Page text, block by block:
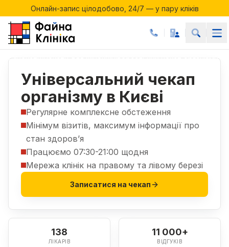
Онлайн-запис цілодобово, 24/7 — у пару кліків
Онлайн-запис цілодобово, 24/7 — у пару кліків
Чекапи|Чекапи для жінок|Універсальний чекап організму
Універсальний чекап
організму в Києві
Регулярне комплексне обстеження
Мінімум візитів, максимум інформації про
стан здоров’я
Працюємо 07:30-21:00 щодня
Мережа клінік на правому та лівому березі
Записатися на чекап
138
ЛІКАРІВ
11 000+
ВІДГУКІВ